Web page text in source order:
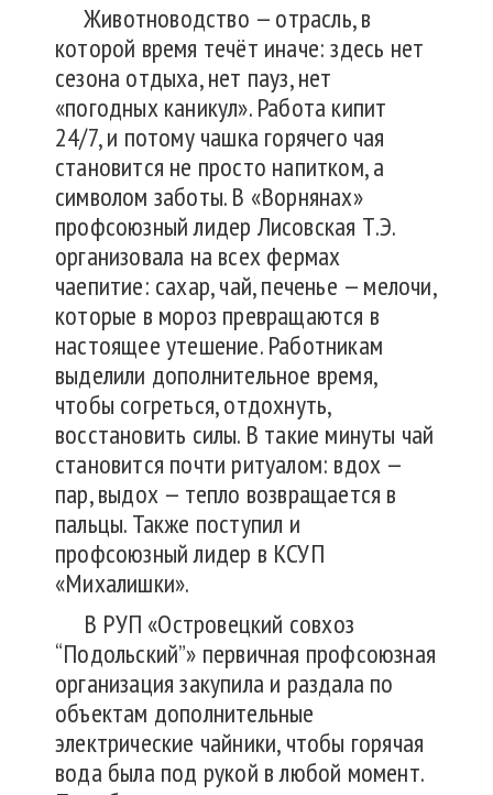
Животноводство — отрасль, в
которой время течёт иначе: здесь нет
сезона отдыха, нет пауз, нет
«погодных каникул». Работа кипит
24/7, и потому чашка горячего чая
становится не просто напитком, а
символом заботы. В «Ворнянах»
профсоюзный лидер Лисовская Т.Э.
организовала на всех фермах
чаепитие: сахар, чай, печенье — мелочи,
которые в мороз превращаются в
настоящее утешение. Работникам
выделили дополнительное время,
чтобы согреться, отдохнуть,
восстановить силы. В такие минуты чай
становится почти ритуалом: вдох —
пар, выдох — тепло возвращается в
пальцы. Также поступил и
профсоюзный лидер в КСУП
«Михалишки».
В РУП «Островецкий совхоз
“Подольский”» первичная профсоюзная
организация закупила и раздала по
объектам дополнительные
электрические чайники, чтобы горячая
вода была под рукой в любой момент.